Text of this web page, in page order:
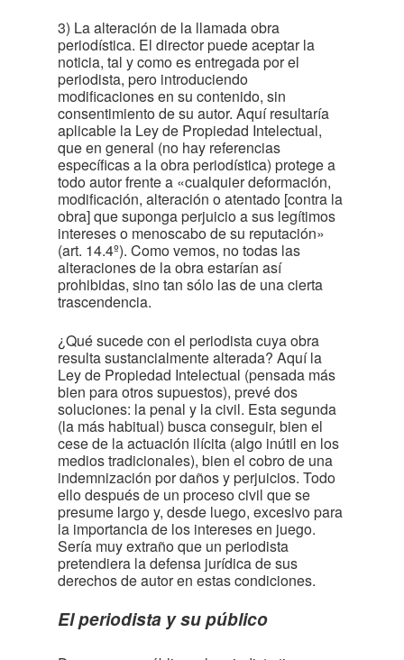
3) La alteración de la llamada obra
periodística. El director puede aceptar la
noticia, tal y como es entregada por el
periodista, pero introduciendo
modificaciones en su contenido, sin
consentimiento de su autor. Aquí resultaría
aplicable la Ley de Propiedad Intelectual,
que en general (no hay referencias
específicas a la obra periodística) protege a
todo autor frente a «cualquier deformación,
modificación, alteración o atentado [contra la
obra] que suponga perjuicio a sus legítimos
intereses o menoscabo de su reputación»
(art. 14.4º). Como vemos, no todas las
alteraciones de la obra estarían así
prohibidas, sino tan sólo las de una cierta
trascendencia.
¿Qué sucede con el periodista cuya obra
resulta sustancialmente alterada? Aquí la
Ley de Propiedad Intelectual (pensada más
bien para otros supuestos), prevé dos
soluciones: la penal y la civil. Esta segunda
(la más habitual) busca conseguir, bien el
cese de la actuación ilícita (algo inútil en los
medios tradicionales), bien el cobro de una
indemnización por daños y perjuicios. Todo
ello después de un proceso civil que se
presume largo y, desde luego, excesivo para
la importancia de los intereses en juego.
Sería muy extraño que un periodista
pretendiera la defensa jurídica de sus
derechos de autor en estas condiciones.
El periodista y su público